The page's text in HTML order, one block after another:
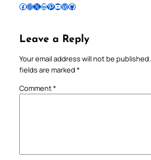
Follow Pradeep on Facebook Follow Pradeep on InstagramFollow Pradeep on X Follow Pradeep on LinkedIn Follow Pradeep on Pinterest Subscribe to Pradeep’s Youtube Channel Follow Pradeep on WordPress Follow Pradeep on GitHub
Leave a Reply
Your email address will not be published.
fields are marked *
Comment*